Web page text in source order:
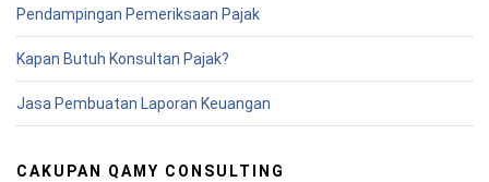
Pendampingan Pemeriksaan Pajak
Kapan Butuh Konsultan Pajak?
Jasa Pembuatan Laporan Keuangan
CAKUPAN QAMY CONSULTING